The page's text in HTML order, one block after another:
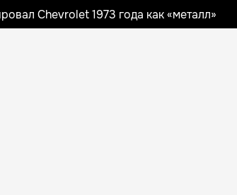
Chevrolet 1973 года как «металл»